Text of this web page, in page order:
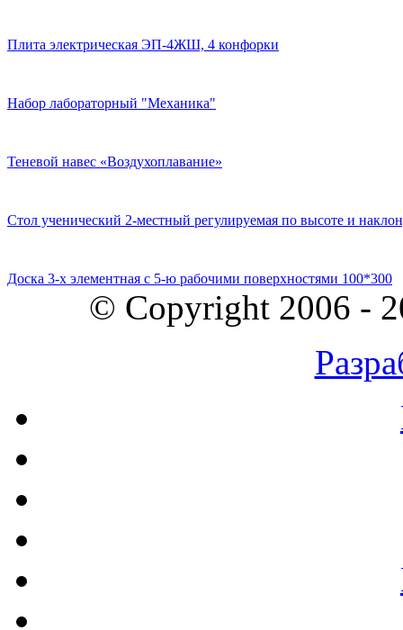
Плита электрическая ЭП-4ЖШ, 4 конфорки
Набор лабораторный "Механика"
Теневой навес «Воздухоплавание»
Стол ученический 2-местный регулируемая по высоте и
Доска 3-х элементная с 5-ю рабочими поверхностями 100*300
© Copyright 2006 -